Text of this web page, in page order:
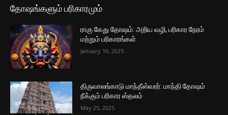
தோஷங்களும் பரிகாரமும்
ராகு கேது தோஷம்: அறிய வழி, பரிகார நேரம்
மற்றும் பரிகாரங்கள்
January 19, 2025
திருவாலங்காடு மாந்தீஸ்வரர்: மாந்தி தோஷம்
நீக்கும் பரிகார ஸ்தலம்
May 25, 2025